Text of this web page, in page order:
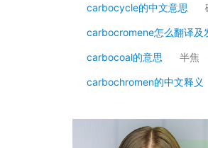
carbocycle的中文意思
carbocromene怎么翻译及
carbocoal的意思 半焦
carbochromen的中文释义